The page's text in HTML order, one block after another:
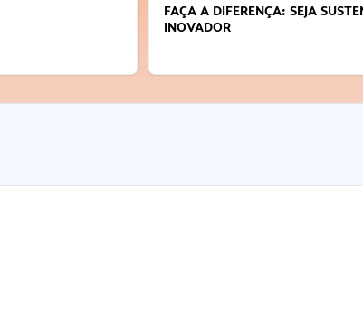
FAÇA A DIFERENÇA: SEJA
INOVADOR